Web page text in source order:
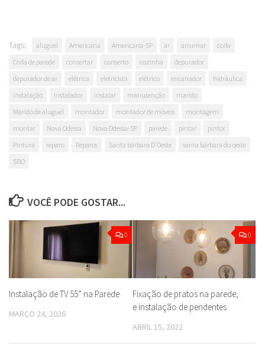
Tags: aluguel Americana Americana-SP ar arrumar
coifa
Coifa de parede
consertar conserto cozinha
depurador
depurador de ar
elétrica eletricista elétrico encanador
hidráulica
instalação
Instalador instalar manutenção
marido
Marido de aluguel
montador montador de móveis
montagem
montar
Nova Odessa Nova Odessa-SP parede pintar
pintor
Pintura
reparo Reparos Santa bárbara D'Oeste
santa bárbara do oeste
SBO
VOCÊ PODE GOSTAR...
0
Instalação de TV 55” na Parede
MARÇO 24, 2026
0
Fixação de pratos na parede,
e instalação de pendentes
ABRIL 15, 2022